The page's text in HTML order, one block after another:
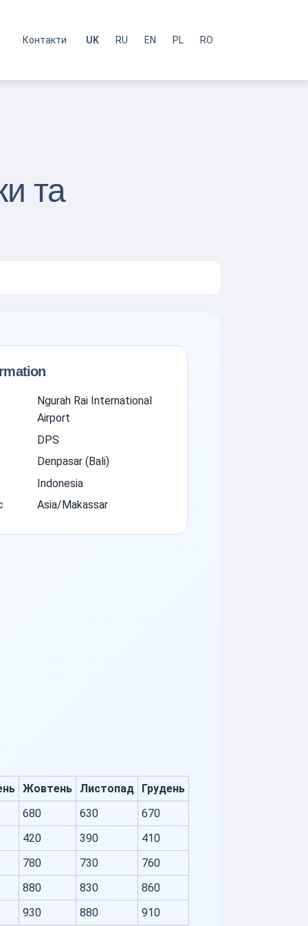
Контакти UK RU EN PL RO
та
Жовтень Листопад
Грудень
680
630
670
420
390
410
780
730
760
880
830
860
930
880 910
Ngurah Rai International
Airport
DPS
Denpasar (Bali)
Indonesia
Asia/Makassar